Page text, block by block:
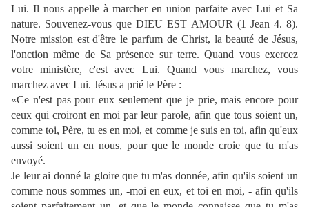
Lui. Il nous appelle à marcher en union parfaite avec Lui et Sa
nature. Souvenez-vous que DIEU EST AMOUR (1 Jean 4. 8).
Notre mission est d'être le parfum de Christ, la beauté de Jésus,
l'onction même de Sa présence sur terre. Quand vous exercez
votre ministère, c'est avec Lui. Quand vous marchez, vous
marchez avec Lui. Jésus a prié le Père :
«Ce n'est pas pour eux seulement que je prie, mais encore pour
ceux qui croiront en moi par leur parole, afin que tous soient un,
comme toi, Père, tu es en moi, et comme je suis en toi, afin qu'eux
aussi soient un en nous, pour que le monde croie que tu m'as
envoyé.
Je leur ai donné la gloire que tu m'as donnée, afin qu'ils soient un
comme nous sommes un, -moi en eux, et toi en moi, - afin qu'ils